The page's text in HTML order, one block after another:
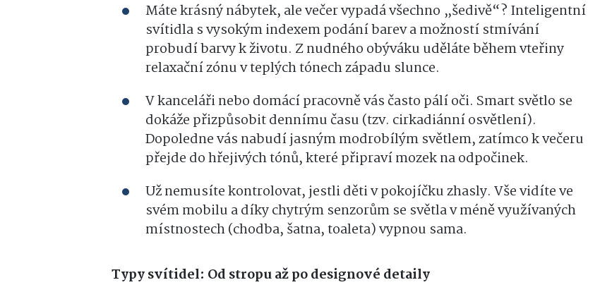
Máte krásný nábytek, ale večer vypadá všechno „šedivě“? Inteligentní
svítidla s vysokým indexem podání barev a možností stmívání
probudí barvy k životu. Z nudného obýváku uděláte během vteřiny
relaxační zónu v teplých tónech západu slunce.
V kanceláři nebo domácí pracovně vás často pálí oči. Smart světlo se
dokáže přizpůsobit dennímu času (tzv. cirkadiánní osvětlení).
Dopoledne vás nabudí jasným modrobílým světlem, zatímco k večeru
přejde do hřejivých tónů, které připraví mozek na odpočinek.
Už nemusíte kontrolovat, jestli děti v pokojíčku zhasly. Vše vidíte ve
svém mobilu a díky chytrým senzorům se světla v méně využívaných
místnostech (chodba, šatna, toaleta) vypnou sama.
Typy svítidel: Od stropu až po designové detaily